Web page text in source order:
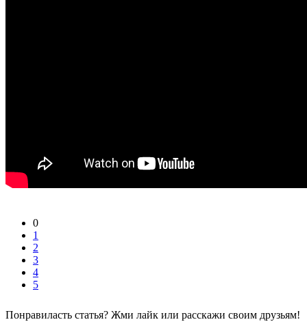
0
1
2
3
4
5
Понравиласть статья? Жми лайк или расскажи своим друзьям!